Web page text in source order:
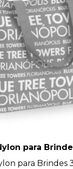
para
para Brindes